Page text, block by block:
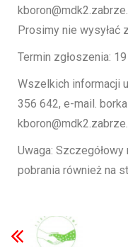
Prosimy nie wysyłać
Termin zgłoszenia:
Wszelkich informacji
356 642, e-mail.
Uwaga:
pobrania również na